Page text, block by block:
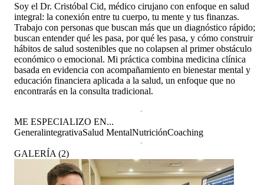
Soy el Dr. Cristóbal Cid, médico cirujano con enfoque en salud
integral: la conexión entre tu cuerpo, tu mente y tus finanzas.
Trabajo con personas que buscan más que un diagnóstico rápido;
buscan entender qué les pasa, por qué les pasa, y cómo construir
hábitos de salud sostenibles que no colapsen al primer obstáculo
económico o emocional. Mi práctica combina medicina clínica
basada en evidencia con acompañamiento en bienestar mental y
educación financiera aplicada a la salud, un enfoque que no
encontrarás en la consulta tradicional.
ME ESPECIALIZO EN...
GeneralintegrativaSalud MentalNutriciónCoaching
GALERÍA (2)